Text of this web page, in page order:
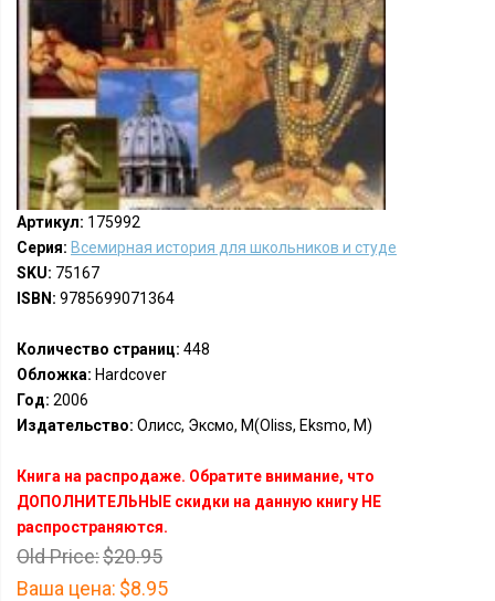
Артикул: 175992
Серия: Всемирная история для школьников и студе
SKU: 75167
ISBN: 9785699071364
Количество страниц: 448
Обложка: Hardcover
Год: 2006
Издательство: Олисс, Эксмо, М(Oliss, Eksmo, M)
Книга на распродаже. Обратите внимание, что
ДОПОЛНИТЕЛЬНЫЕ скидки на данную книгу НЕ
распространяются.
Old Price:$20.95
Ваша цена: $8.95